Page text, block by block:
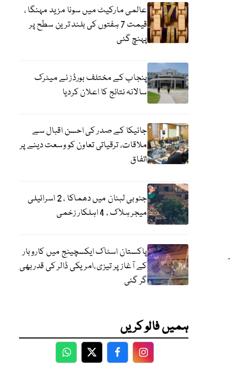
عالمی مارکیٹ میں سونا مزید مہنگا ،
قیمت 7 ہفتوں کی بلند ترین سطح پر
پہنچ گئی
پنجاب کے مختلف بورڈز نے میٹرک
سالانہ نتائج کا اعلان کردیا
جائیکا کے صدر کی احسن اقبال سے
ملاقات، ترقیاتی تعاون کو وسعت دینے پر
اتفاق
جنوبی لبنان میں دھماکا ، 2 اسرائیلی
میجر ہلاک ، 4 اہلکار زخمی
پاکستان اسٹاک ایکسچینج میں کاروبار
کے آغاز پر تیزی،امریکی ڈالر کی قدر بھی
گر گئی
ہمیں فالو کریں
WhatsApp
TwitterFacebookFacebook